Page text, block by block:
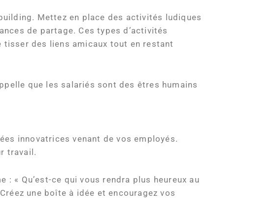
Mettez en place des activités ludiques
de partage. Ces types d’activités
des liens amicaux tout en restant
que les salariés sont des êtres humains
innovatrices venant de vos employés.
travail.
« Qu’est-ce qui vous rendra plus heureux au
une boîte à idée et encouragez vos